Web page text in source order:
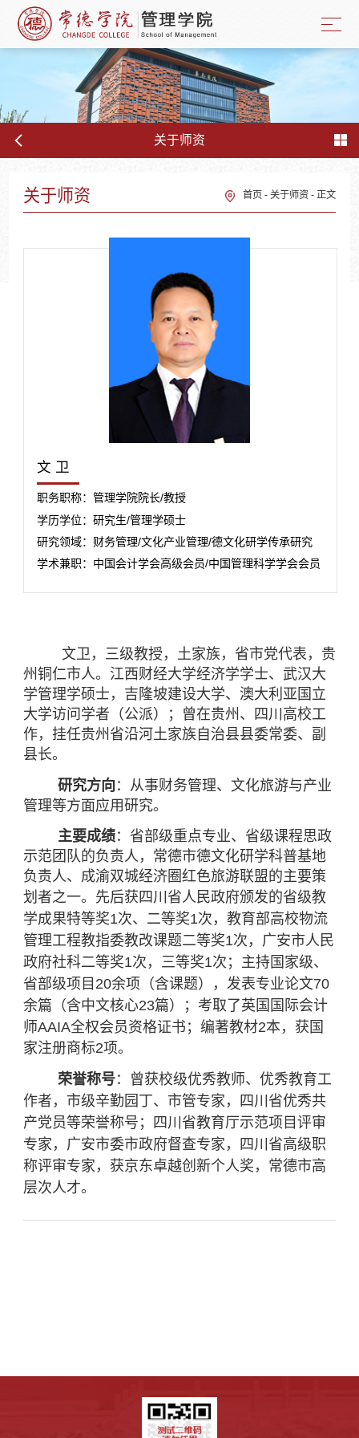
关于师资
关于师资 首页 -关于师资 - 正文
文 卫
职务职称：管理学院院长/教授
学历学位：研究生/管理学硕士
研究领域：财务管理/文化产业管理/德文化研学传承研究
学术兼职：中国会计学会高级会员/中国管理科学学会会员
文卫，三级教授，土家族， 省市党代表， 贵
州铜仁市人。江西财经大学经济学学士、武汉大
学管理学硕士， 吉隆坡建设大学、澳大利 亚国立
大学访问学者（公派）；曾在贵州、四川高校工
作， 挂任贵州省沿河土家族自治县县委常委、副
县长。
研究方向 ：从事财务管理、文化旅游与产业
管理等方面应用研究。
主要成绩：省部级重点专业、省级课程思政
示范团队的负责人 ， 常德市德文化研学科普基地
负责人、成渝双城经济圈红色旅游联盟的主要策
划者之一。先后获四川 省人民政府颁发的省级教
学成果特等奖1次、二等奖1次，教育部高校物流
管理工程教指委教改课题二等奖1次，广安市人民
政府社科二等奖1次，三等奖1次； 主持国家级、
省部级项目20余项（含课题），发表专业论文70
余篇（含中文核心23篇）； 考取了英国 国际会计
师AAIA全权会员资格证书； 编著教材2本，获国
家注册商标2项。
荣誉称号：曾获校级优秀教师、优秀教育工
作者，市级辛勤园丁、市管专家，四川省优秀共
产党员等荣誉称号；
四川 省教育厅示范项目评审
专家，广安市委市政府督查专家，四川省高级职
称评审专家， 获京东卓越创新个人奖 ， 常德市高
层次人才。